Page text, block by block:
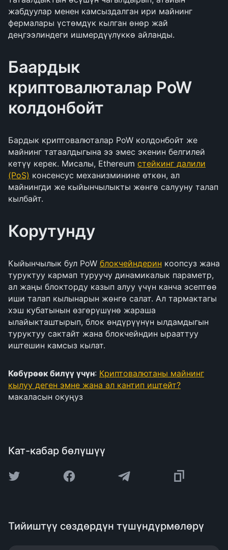
жабдуулар менен камсыздалган ири майнинг
фермалары үстөмдүк кылган өнөр жай
деңгээлиндеги ишмердүүлүккө айланды.
Баардык
криптовалюталар PoW
колдонбойт
Бардык криптовалюталар PoW колдонбойт же
майнинг татаалдыгына ээ эмес экенин белгилей
кетүү керек. Мисалы, Ethereum стейкинг далили
(PoS) консенсус механизминине өткөн, ал
майнингди же кыйынчылыкты жөнгө салууну талап
кылбайт.
Корутунду
Кыйынчылык бул PoW блокчейндерин коопсуз жана
туруктуу кармап туруучу динамикалык параметр,
ал жаңы блокторду казып алуу үчүн канча эсептөө
иши талап кылынарын жөнгө салат. Ал тармактагы
хэш кубатынын өзгөрүшүнө жараша
ылайыкташтырып, блок өндүрүүнүн ылдамдыгын
туруктуу сактайт жана блокчейндин ырааттуу
иштешин камсыз кылат.
Көбүрөөк билүү үчүн: Криптовалютаны майнинг
кылуу деген эмне жана ал кантип иштейт?
макаласын окуңуз
Кат-кабар бөлүшүү
Тийиштүү сөздөрдүн түшүндүрмөлөрү